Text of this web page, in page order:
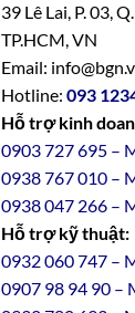
39 Lê Lai, P. 03,
TP.HCM, VN
Email:
Hotline: 093
Hỗ trợ kinh
0903 727 695 –
0938 767 010 –
0938 047 266 –
Hỗ trợ kỹ thuật:
0932 060 747 –
0907 98 94 90 –